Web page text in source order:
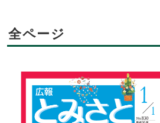
全ページ